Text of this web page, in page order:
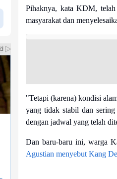
Pihaknya, kata KDM, telah
masyarakat dan
"Tetapi (karena) kondisi
yang tidak stabil dan
dengan jadwal yang telah
Dan baru-baru ini, warga
Agustian menyebut Kang